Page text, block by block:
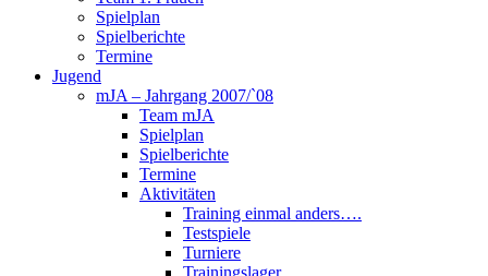
Spielplan
Spielberichte
Termine
Jugend
mJA – Jahrgang 2007/`08
Team mJA
Spielplan
Spielberichte
Termine
Aktivitäten
Training einmal anders….
Testspiele
Turniere
Trainingslager